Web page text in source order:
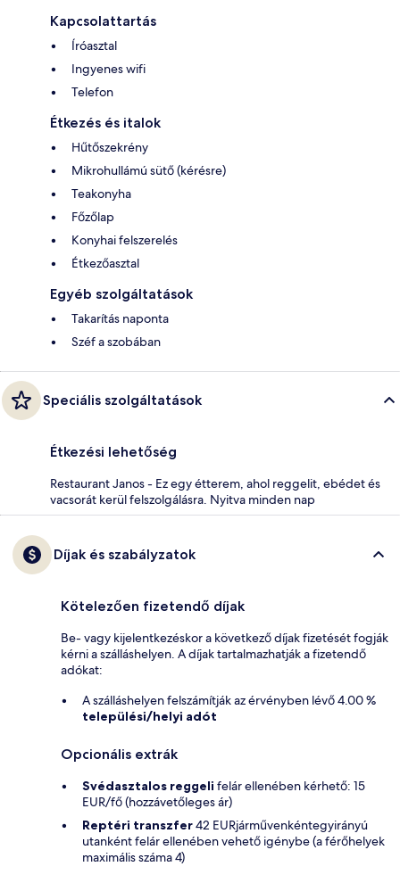
Kapcsolattartás
Íróasztal
Ingyenes wifi
Telefon
Étkezés és italok
Hűtőszekrény
Mikrohullámú sütő (kérésre)
Teakonyha
Főzőlap
Konyhai felszerelés
Étkezőasztal
Egyéb szolgáltatások
Takarítás naponta
Széf a szobában
Speciális szolgáltatások
Étkezési lehetőség
Restaurant Janos - Ez egy étterem, ahol reggelit, ebédet és
vacsorát kerül felszolgálásra. Nyitva minden nap
Díjak és szabályzatok
Kötelezően fizetendő díjak
Be- vagy kijelentkezéskor a következő díjak fizetését fogják
kérni a szálláshelyen. A díjak tartalmazhatják a fizetendő
adókat:
A szálláshelyen felszámítják az érvényben lévő 4.00 %
települési/helyi adót
Opcionális extrák
Svédasztalos reggeli felár ellenében kérhető: 15
EUR/fő (hozzávetőleges ár)
Reptéri transzfer42 EURjárművenkéntegyirányú
utanként felár ellenében vehető igénybe (a férőhelyek
maximális száma 4)